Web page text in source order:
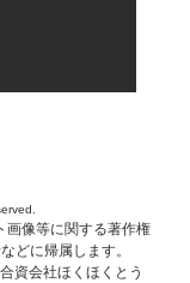
画像等に関する著作権
どに帰属します。
資会社ほくほくとう